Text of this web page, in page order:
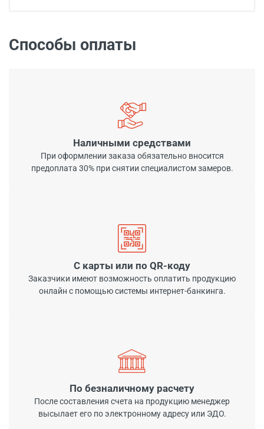
Способы оплаты
Наличными средствами
При оформлении заказа обязательно вносится
предоплата 30% при снятии специалистом замеров.
С карты или по QR-коду
Заказчики имеют возможность оплатить продукцию
онлайн с помощью системы интернет-банкинга.
По безналичному расчету
После составления счета на продукцию менеджер
высылает его по электронному адресу или ЭДО.